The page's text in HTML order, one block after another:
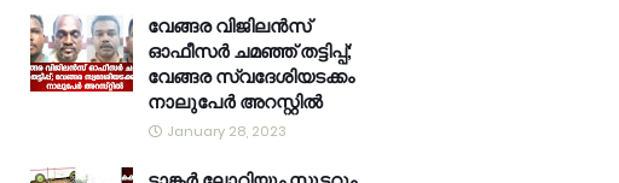
വേങ്ങര വിജിലൻസ്
ഓഫീസർ ചമഞ്ഞ് തട്ടിപ്പ്;
വേങ്ങര സ്വദേശിയടക്കം
നാലുപേർ അറസ്റ്റിൽ
January 28, 2023